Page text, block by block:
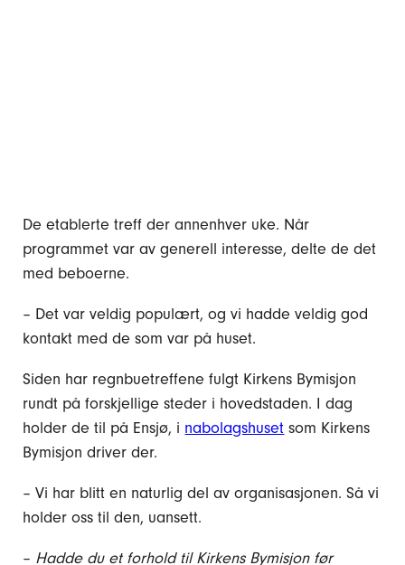
De etablerte treff der annenhver uke. Når
programmet var av generell interesse, delte de det
med beboerne.
– Det var veldig populært, og vi hadde veldig god
kontakt med de som var på huset.
Siden har regnbuetreffene fulgt Kirkens Bymisjon
rundt på forskjellige steder i hovedstaden. I dag
holder de til på Ensjø, i nabolagshuset som Kirkens
Bymisjon driver der.
– Vi har blitt en naturlig del av organisasjonen. Så vi
holder oss til den, uansett.
– Hadde du et forhold til Kirkens Bymisjon før